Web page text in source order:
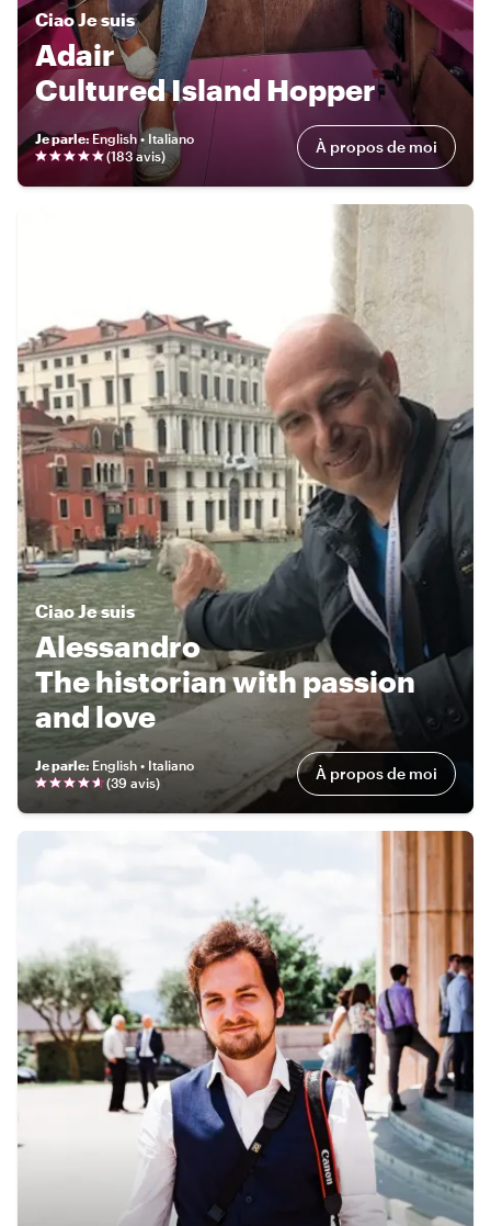
CiaoJe suis
Adair
Cultured Island Hopper
Je parle: English • Italiano
(183 avis) À propos de moi
CiaoJe suis
Alessandro
The historian with passion
and love
Je parle: English • Italiano
(39 avis) À propos de moi